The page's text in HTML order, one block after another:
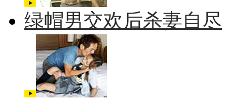
绿帽男交欢后杀妻自尽